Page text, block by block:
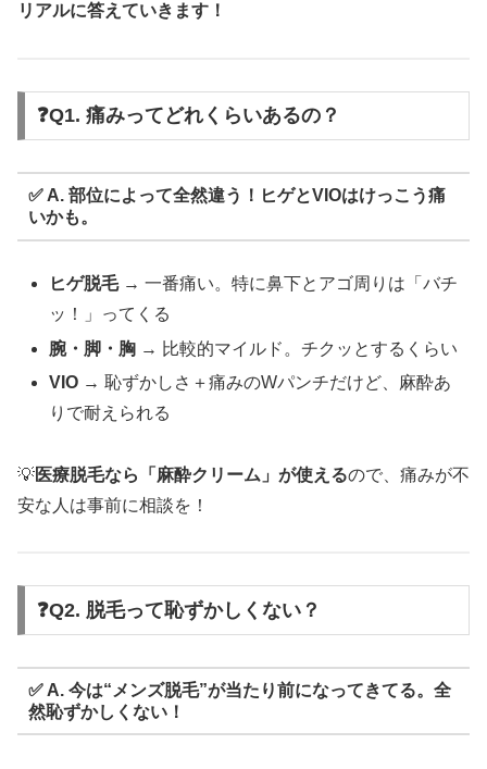
リアルに答えていきます！
❓Q1. 痛みってどれくらいあるの？
✅ A. 部位によって全然違う！ヒゲとVIOはけっこう痛
いかも。
ヒゲ脱毛→ 一番痛い。特に鼻下とアゴ周りは「バチ
ッ！」ってくる
腕・脚・胸 → 比較的マイルド。チクッとするくらい
VIO → 恥ずかしさ＋痛みのWパンチだけど、麻酔あ
りで耐えられる
💡医療脱毛なら「麻酔クリーム」が使えるので、痛みが不
安な人は事前に相談を！
❓Q2. 脱毛って恥ずかしくない？
✅ A. 今は“メンズ脱毛”が当たり前になってきてる。全
然恥ずかしくない！